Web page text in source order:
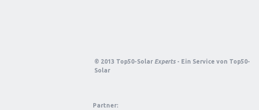
© 2013 Top50-Solar Experts - Ein Service von Top50-
Solar
Partner: